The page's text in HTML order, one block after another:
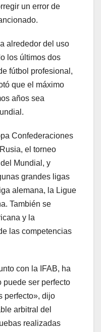
un error de
alrededor del uso
los últimos dos
fútbol profesional,
que el máximo
años sea
Confederaciones
el torneo
Mundial, y
grandes ligas
alemana, la Ligue
También se
y la
las competencias
con la IFAB, ha
puede ser perfecto
perfecto», dijo
arbitral del
realizadas